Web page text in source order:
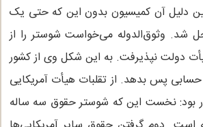
دلیل آن کمیسیون بدون این که حتی یک
شد. وثوق‌الدوله می‌خواست شوستر را از
هیأت دولت نپذیرفت. به این شکل وی از کشور
پس بدهد. از تقلبات هیأت آمریکایی
بود: نخست این که شوستر حقوق سه ساله